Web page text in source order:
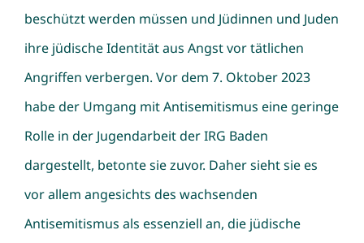
beschützt werden müssen und Jüdinnen und Juden
ihre jüdische Identität aus Angst vor tätlichen
Angriffen verbergen. Vor dem 7. Oktober 2023
habe der Umgang mit Antisemitismus eine geringe
Rolle in der Jugendarbeit der IRG Baden
dargestellt, betonte sie zuvor. Daher sieht sie es
vor allem angesichts des wachsenden
Antisemitismus als essenziell an, die jüdische